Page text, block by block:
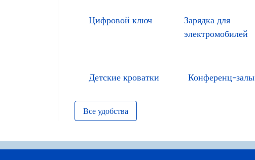
Цифровой ключ
Зарядка для
электромобилей
Детские кроватки Конференц-залы
Все удобства